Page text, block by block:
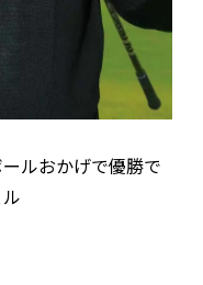
ルおかげで優勝で